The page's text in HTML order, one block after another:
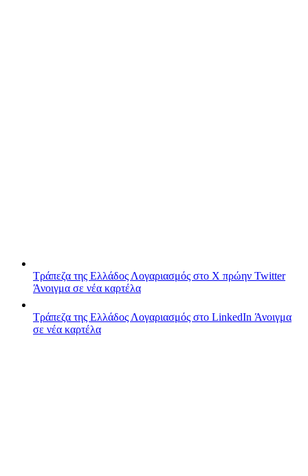
Τράπεζα της Ελλάδος Λογαριασμός στο X πρώην Twitter
Άνοιγμα σε νέα καρτέλα
Τράπεζα της Ελλάδος Λογαριασμός στο LinkedIn Άνοιγμα
σε νέα καρτέλα